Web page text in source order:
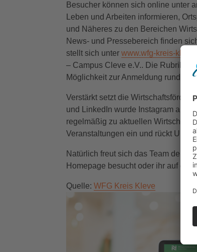
Besucher können sich online unter
Leben und Arbeiten informieren,
und Näheres zu den Bereichen
News- und Pressebereich finden
stellt sich unter www.wfg-kreis-
– Campus Cleve e.V.. Die Rubrik
Möglichkeit zur Anmeldung runden
Verstärkt setzt die
und LinkedIn wurde Instagram als
regelmäßig zu aktuellen
Veranstaltungen ein und rückt
Natürlich freut sich das Team der
Homepage besucht oder ihr auf
Quelle: WFG Kreis Kleve